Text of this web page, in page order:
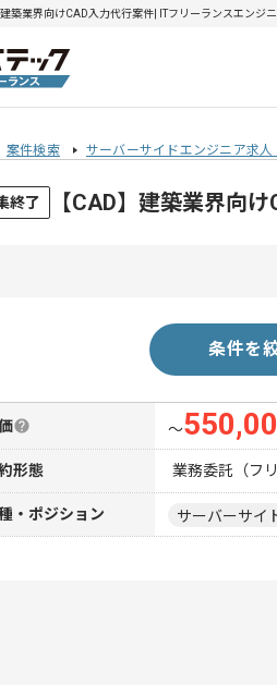
建築業界向けCAD入力代行案件| ITフリーランスエン
案件検索 サーバーサイドエンジニア求人
終了 【CAD】建築業界向
条件を
〜
形態 業務委託（フ
・ポジション サーバーサイ